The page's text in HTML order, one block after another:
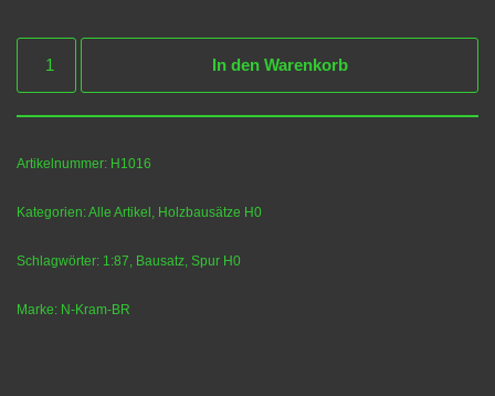
In den Warenkorb
Artikelnummer: H1016
Kategorien:Alle Artikel Holzbausätze H0
Schlagwörter: 1:87 Bausatz Spur H0
Marke: N-Kram-BR